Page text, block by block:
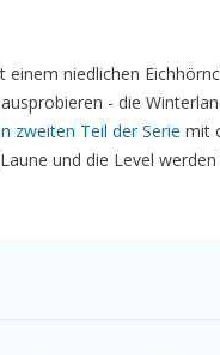
einem niedlichen
- die
zweiten Teil der Serie mit
und die Level